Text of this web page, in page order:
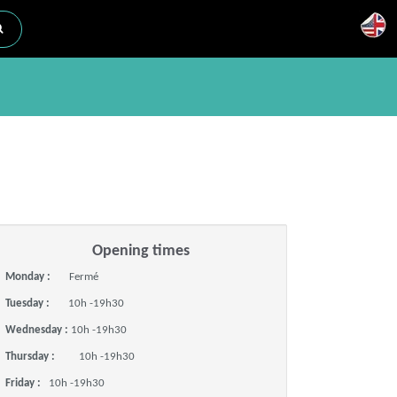
Opening times
Monday : Fermé
Tuesday : 10h -19h30
Wednesday : 10h -19h30
Thursday : 10h -19h30
Friday : 10h -19h30